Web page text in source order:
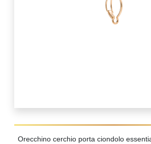
Orecchino cerchio porta ciondolo